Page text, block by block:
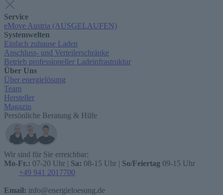
Service
eMove Austria (AUSGELAUFEN)
Systemwelten
Einfach zuhause Laden
Anschluss- und Verteilerschränke
Betrieb professioneller Ladeinfrastruktur
Über Uns
Über energielösung
Team
Hersteller
Magazin
Persönliche Beratung & Hilfe
Wir sind für Sie erreichbar:
Mo-Fr.: 07-20 Uhr | Sa: 08-15 Uhr | So/Feiertag 09-15 Uhr
+49 941 2017700
Email: info@energieloesung.de